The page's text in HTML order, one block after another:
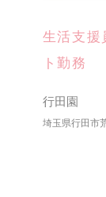
生活支援
ト勤務
行田園
埼玉県行田市